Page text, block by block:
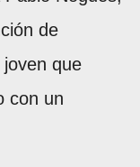
de
que
con un